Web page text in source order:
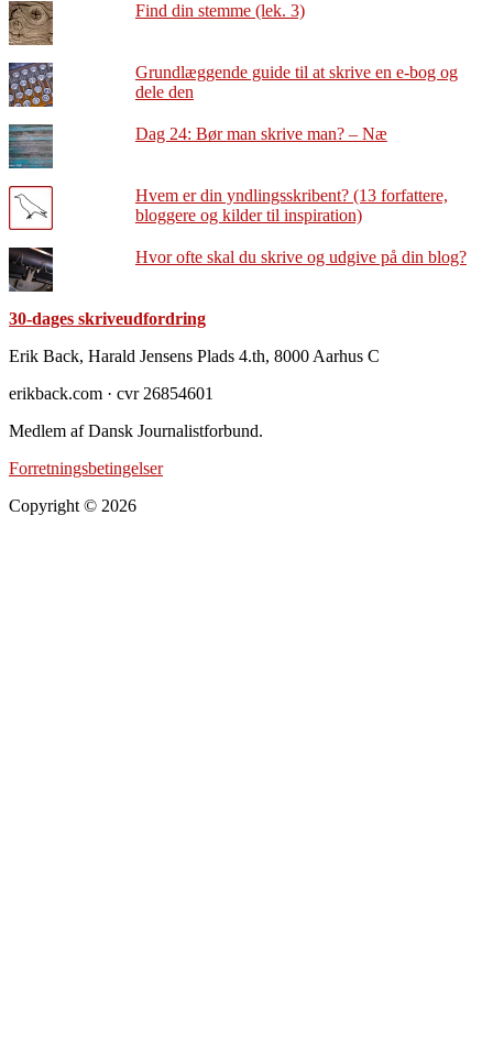
Find din stemme (lek. 3)
Grundlæggende guide til at skrive en e-bog og
dele den
Dag 24: Bør man skrive man? – Næ
Hvem er din yndlingsskribent? (13 forfattere,
bloggere og kilder til inspiration)
Hvor ofte skal du skrive og udgive på din blog?
30-dages skriveudfordring
Footer
Erik Back, Harald Jensens Plads 4.th, 8000 Aarhus C
erikback.com · cvr 26854601
Medlem af Dansk Journalistforbund.
Forretningsbetingelser
Copyright © 2026